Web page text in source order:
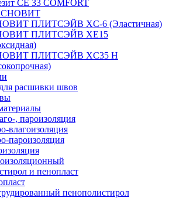
CE 33 COMFORT
ПЛИТСЭЙВ XC-6 (Эластичная)
ПЛИТСЭЙВ XЕ15
ПЛИТСЭЙВ XС35 Н
расшивки швов
, пароизоляция
влагоизоляция
пароизоляция
и пенопласт
пенополистирол